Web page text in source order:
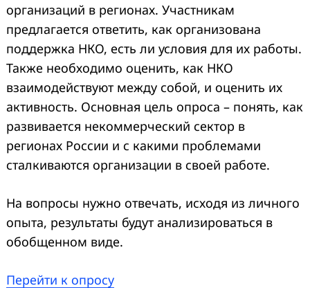
организаций в регионах. Участникам
предлагается ответить, как организована
поддержка НКО, есть ли условия для их работы.
Также необходимо оценить, как НКО
взаимодействуют между собой, и оценить их
активность. Основная цель опроса – понять, как
развивается некоммерческий сектор в
регионах России и с какими проблемами
сталкиваются организации в своей работе.
На вопросы нужно отвечать, исходя из личного
опыта, результаты будут анализироваться в
обобщенном виде.
Перейти к опросу